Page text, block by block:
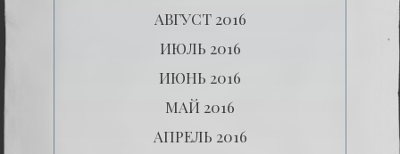
АВГУСТ 2016
ИЮЛЬ 2016
ИЮНЬ 2016
МАЙ 2016
АПРЕЛЬ 2016